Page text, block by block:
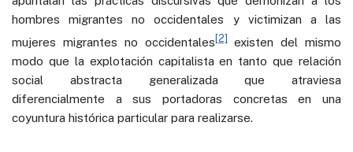
hombres migrantes no occidentales y victimizan a las
mujeres migrantes no occidentales[2]existen del mismo
modo que la explotación capitalista en tanto que relación
social abstracta generalizada que atraviesa
diferencialmente a sus portadoras concretas en una
coyuntura histórica particular para realizarse.